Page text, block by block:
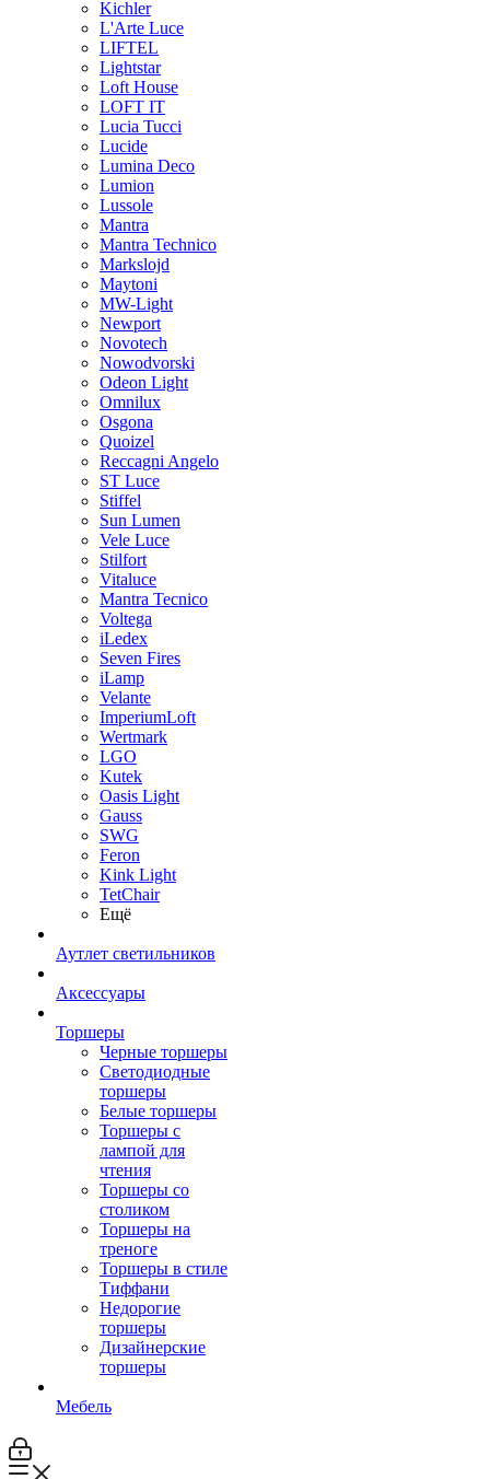
Kichler
L'Arte Luce
LIFTEL
Lightstar
Loft House
LOFT IT
Lucia Tucci
Lucide
Lumina Deco
Lumion
Lussole
Mantra
Mantra Technico
Markslojd
Maytoni
MW-Light
Newport
Novotech
Nowodvorski
Odeon Light
Omnilux
Osgona
Quoizel
Reccagni Angelo
ST Luce
Stiffel
Sun Lumen
Vele Luce
Stilfort
Vitaluce
Mantra Tecnico
Voltega
iLedex
Seven Fires
iLamp
Velante
ImperiumLoft
Wertmark
LGO
Kutek
Oasis Light
Gauss
SWG
Feron
Kink Light
TetСhair
Ещё
Аутлет светильников
Аксессуары
Торшеры
Черные торшеры
Светодиодные
торшеры
Белые торшеры
Торшеры с
лампой для
чтения
Торшеры со
столиком
Торшеры на
треноге
Торшеры в стиле
Тиффани
Недорогие
торшеры
Дизайнерские
торшеры
Мебель